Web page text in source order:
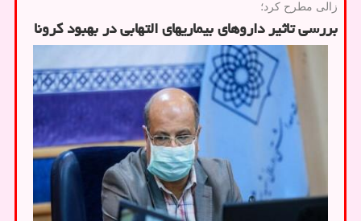
زالی مطرح كرد؛
بررسی تاثیر داروهای بیماریهای التهابی در بهبود كرونا